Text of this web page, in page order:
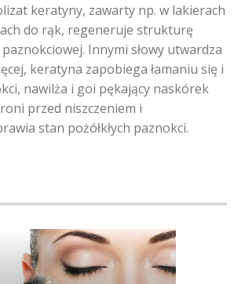
keratyny, zawarty np. w lakierach
do rąk, regeneruje strukturę
Innymi słowy utwardza
keratyna zapobiega łamaniu się i
nawilża i goi pękający naskórek
przed niszczeniem i
stan pożółkłych paznokci.